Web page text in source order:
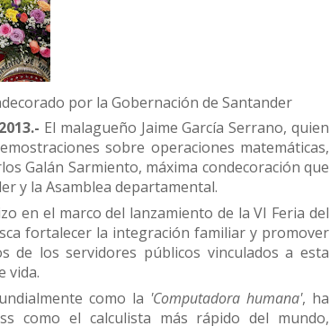
por la Gobernación de Santander
El malagueño Jaime García Serrano, quien
sobre operaciones matemáticas,
Galán Sarmiento, máxima condecoración que
y la Asamblea departamental.
en el marco del lanzamiento de la VI Feria del
fortalecer la integración familiar y promover
de los servidores públicos vinculados a esta
vida.
como la 'Computadora humana', ha
como el calculista más rápido del mundo,